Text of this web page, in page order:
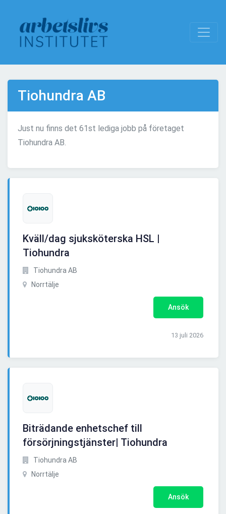
Tiohundra AB
Just nu finns det 61st lediga jobb på företaget
Tiohundra AB.
Kväll/dag sjuksköterska HSL |
Tiohundra
Tiohundra AB
Norrtälje
Ansök
13 juli 2026
Biträdande enhetschef till
försörjningstjänster| Tiohundra
Tiohundra AB
Norrtälje
Ansök